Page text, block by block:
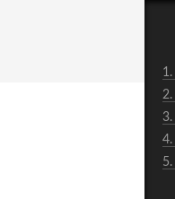
1.
2.
3.
4.
5.